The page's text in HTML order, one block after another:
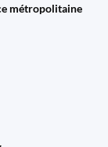
métropolitaine